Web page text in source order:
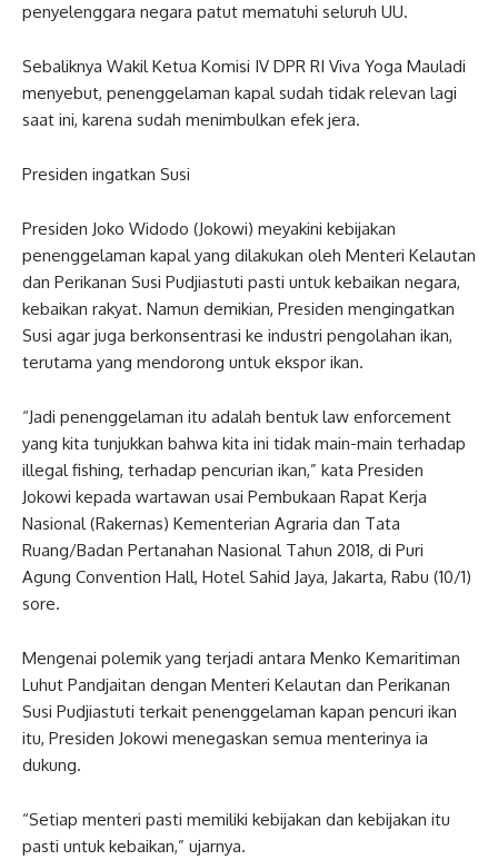
penyelenggara negara patut mematuhi seluruh UU.
Sebaliknya Wakil Ketua Komisi IV DPR RI Viva Yoga Mauladi
menyebut, penenggelaman kapal sudah tidak relevan lagi
saat ini, karena sudah menimbulkan efek jera.
Presiden ingatkan Susi
Presiden Joko Widodo (Jokowi) meyakini kebijakan
penenggelaman kapal yang dilakukan oleh Menteri Kelautan
dan Perikanan Susi Pudjiastuti pasti untuk kebaikan negara,
kebaikan rakyat. Namun demikian, Presiden mengingatkan
Susi agar juga berkonsentrasi ke industri pengolahan ikan,
terutama yang mendorong untuk ekspor ikan.
“Jadi penenggelaman itu adalah bentuk law enforcement
yang kita tunjukkan bahwa kita ini tidak main-main terhadap
illegal fishing, terhadap pencurian ikan,” kata Presiden
Jokowi kepada wartawan usai Pembukaan Rapat Kerja
Nasional (Rakernas) Kementerian Agraria dan Tata
Ruang/Badan Pertanahan Nasional Tahun 2018, di Puri
Agung Convention Hall, Hotel Sahid Jaya, Jakarta, Rabu (10/1)
sore.
Mengenai polemik yang terjadi antara Menko Kemaritiman
Luhut Pandjaitan dengan Menteri Kelautan dan Perikanan
Susi Pudjiastuti terkait penenggelaman kapan pencuri ikan
itu, Presiden Jokowi menegaskan semua menterinya ia
dukung.
“Setiap menteri pasti memiliki kebijakan dan kebijakan itu
pasti untuk kebaikan,” ujarnya.